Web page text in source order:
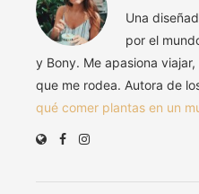
Una
por el
y Bony. Me apasiona
que me rodea. Autora de
qué comer plantas en un